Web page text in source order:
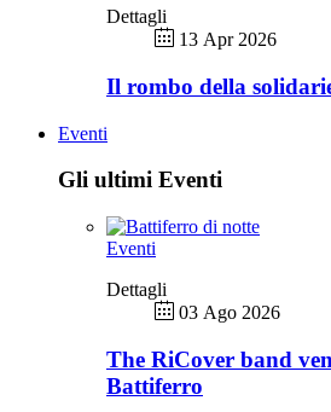
Dettagli
13 Apr 2026
Il rombo della
Eventi
Gli ultimi Eventi
Eventi
Dettagli
03 Ago 2026
The RiCover band
Battiferro